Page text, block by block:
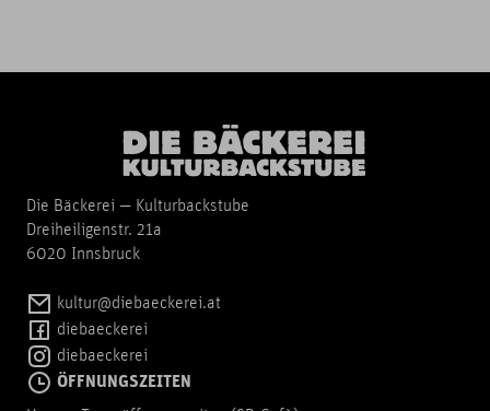
Die Bäckerei — Kulturbackstube
Dreiheiligenstr. 21a
6020 Innsbruck
kultur@diebaeckerei.at
diebaeckerei
diebaeckerei
ÖFFNUNGSZEITEN